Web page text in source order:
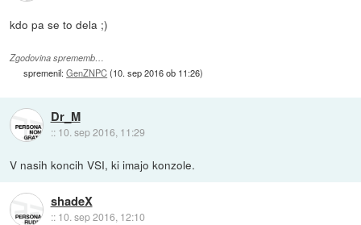
kdo pa se to dela ;)
Zgodovina sprememb…
spremenil:GenZNPC(10. sep 2016 ob 11:26)
Dr_M
:: 10. sep 2016, 11:29
V nasih koncih VSI, ki imajo konzole.
shadeX
:: 10. sep 2016, 12:10